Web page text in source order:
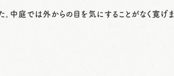
中庭では外からの目を気にすることがなく寛げま